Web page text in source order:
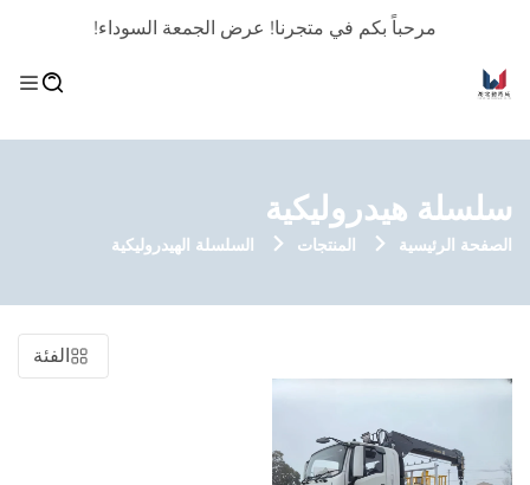
مرحباً بكم في متجرنا! عرض الجمعة السوداء!
سلسلة هيدروليكية
الصفحة الرئيسية المنتجات السلسلة الهيدروليكية
الفئة